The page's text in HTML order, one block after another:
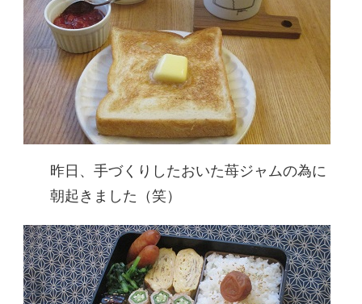
昨日、手づくりしたおいた苺ジャムの為に
朝起きました（笑）